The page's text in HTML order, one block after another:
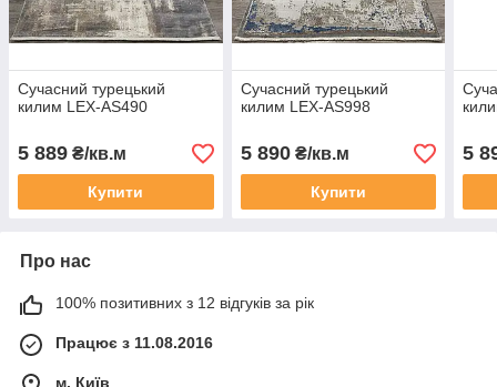
Сучасний турецький
килим LEX-AS490
5 889 ₴/кв.м
Купити
Сучасний турецький
килим LEX-AS998
5 890₴/кв.м
Купити
5
Про нас
100% позитивних з 12 відгуків за рік
Працює з 11.08.2016
м. Київ